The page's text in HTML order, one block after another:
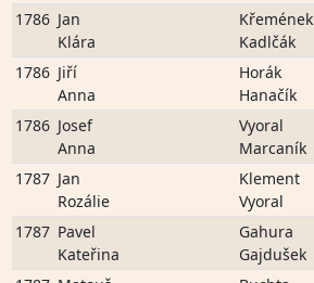
1786 Jan
Klára
Křemének
Kadlčák
1786 Jiří
Anna
Horák
Hanačík
1786 Josef
Anna
Vyoral
Marcaník
1787 Jan
Rozálie
Klement
Vyoral
1787 Pavel
Kateřina
Gahura
Gajdušek